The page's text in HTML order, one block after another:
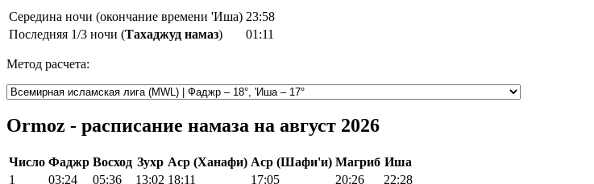
Середина ночи (окончание времени 'Иша) 23:58
Последняя 1/3 ночи (Тахаджуд намаз) 01:11
Метод расчета:
Ormoz - расписание намаза на август 2026
Число Фаджр Восход Зухр Аср (Ханафи) Аср (Шафи'и) Магриб Иша
1
03:24 05:36 13:02 18:11 17:05 20:26
22:28